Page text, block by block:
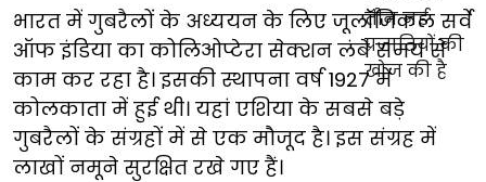
भारत में गुबरैलों के अध्ययन के लिए जूलॉजिकल सर्वे
ऑफ इंडिया का कोलिओप्टेरा सेक्शन लंबे समय से
काम कर रहा है। इसकी स्थापना वर्ष 1927 में
कोलकाता में हुई थी। यहां एशिया के सबसे बड़े
गुबरैलों के संग्रहों में से एक मौजूद है। इस संग्रह में
लाखों नमूने सुरक्षित रखे गए हैं।